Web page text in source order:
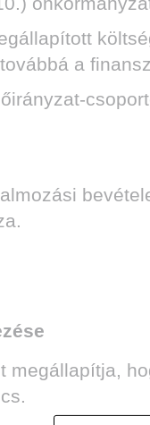
a
megállapítja,